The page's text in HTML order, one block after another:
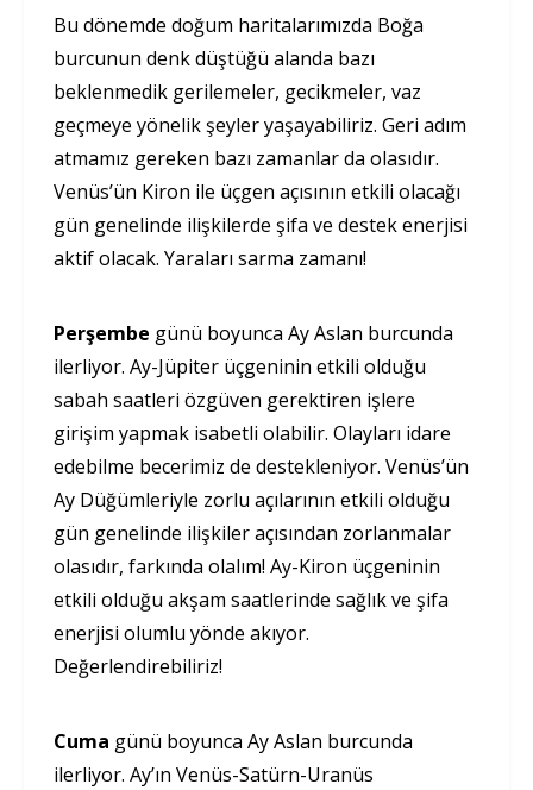
Bu dönemde doğum haritalarımızda Boğa
burcunun denk düştüğü alanda bazı
beklenmedik gerilemeler, gecikmeler, vaz
geçmeye yönelik şeyler yaşayabiliriz. Geri adım
atmamız gereken bazı zamanlar da olasıdır.
Venüs’ün Kiron ile üçgen açısının etkili olacağı
gün genelinde ilişkilerde şifa ve destek enerjisi
aktif olacak. Yaraları sarma zamanı!
Perşembe günü boyunca Ay Aslan burcunda
ilerliyor. Ay-Jüpiter üçgeninin etkili olduğu
sabah saatleri özgüven gerektiren işlere
girişim yapmak isabetli olabilir. Olayları idare
edebilme becerimiz de destekleniyor. Venüs’ün
Ay Düğümleriyle zorlu açılarının etkili olduğu
gün genelinde ilişkiler açısından zorlanmalar
olasıdır, farkında olalım! Ay-Kiron üçgeninin
etkili olduğu akşam saatlerinde sağlık ve şifa
enerjisi olumlu yönde akıyor.
Değerlendirebiliriz!
Cuma günü boyunca Ay Aslan burcunda
ilerliyor. Ay’ın Venüs-Satürn-Uranüs